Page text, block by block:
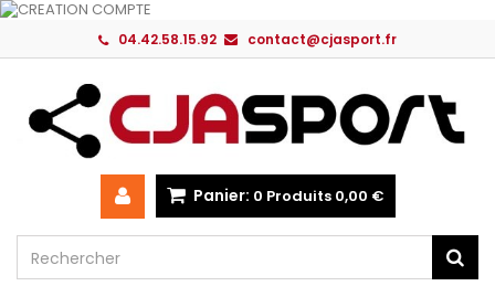
04.42.58.15.92 contact@cjasport.fr
Panier: 0 Produits 0,00 €